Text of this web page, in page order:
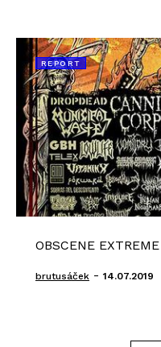
REPORT
OBSCENE
brutusáček - 14.07.2019